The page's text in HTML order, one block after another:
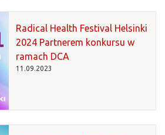
Radical Health Festival Helsinki
2024 Partnerem konkursu w
ramach DCA
11.09.2023